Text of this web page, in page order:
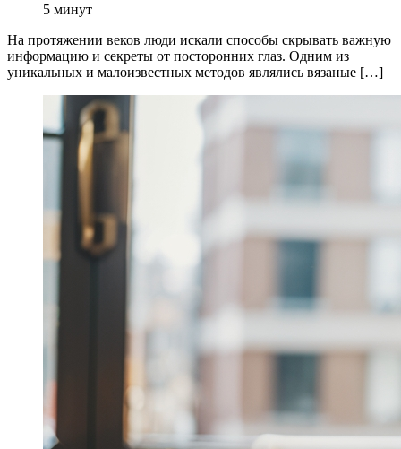
5 минут
На протяжении веков люди искали способы скрывать важную
информацию и секреты от посторонних глаз. Одним из
уникальных и малоизвестных методов являлись вязаные […]